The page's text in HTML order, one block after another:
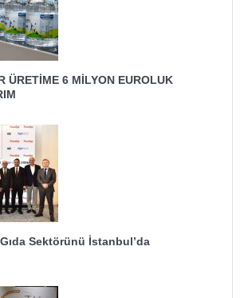
ÜRETİME 6 MİLYON EUROLUK
Sektörünü İstanbul’da